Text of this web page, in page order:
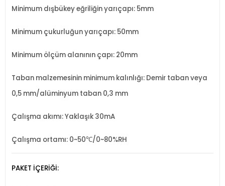
Minimum dışbükey eğriliğin yarıçapı: 5mm
Minimum çukurluğun yarıçapı: 50mm
Minimum ölçüm alanının çapı: 20mm
Taban malzemesinin minimum kalınlığı: Demir taban veya
0,5 mm/alüminyum taban 0,3 mm
Çalışma akımı: Yaklaşık 30mA
Çalışma ortamı: 0~50℃/0~80%RH
PAKET İÇERİĞİ: